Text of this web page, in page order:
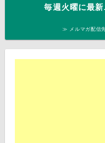
毎週火曜に最
≫ メルマガ配信